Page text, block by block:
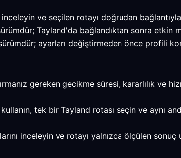
ve seçilen rotayı doğrudan bağlantıyla
Tayland'da bağlandıktan sonra etkin
ayarları değiştirmeden önce profili
gereken gecikme süresi, kararlılık ve
tek bir Tayland rotası seçin ve aynı
inceleyin ve rotayı yalnızca ölçülen